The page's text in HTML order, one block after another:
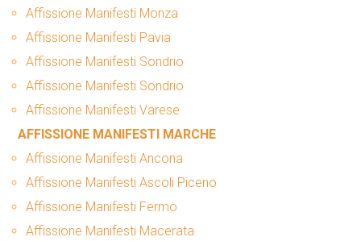
Affissione Manifesti Monza
Affissione Manifesti Pavia
Affissione Manifesti Sondrio
Affissione Manifesti Sondrio
Affissione Manifesti Varese
AFFISSIONE MANIFESTI MARCHE
Affissione Manifesti Ancona
Affissione Manifesti Ascoli Piceno
Affissione Manifesti Fermo
Affissione Manifesti Macerata